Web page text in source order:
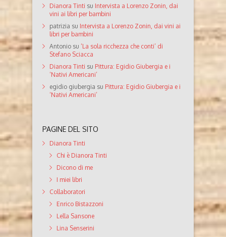
Dianora Tinti su Intervista a Lorenzo Zonin, dai
vini ai libri per bambini
patrizia su Intervista a Lorenzo Zonin, dai vini ai
libri per bambini
Antonio su ‘La sola ricchezza che conti’ di
Stefano Sciacca
Dianora Tinti su Pittura: Egidio Giubergia e i
‘Nativi Americani’
egidio giubergia su Pittura: Egidio Giubergia e i
‘Nativi Americani’
PAGINE DEL SITO
Dianora Tinti
Chi è Dianora Tinti
Dicono di me
I miei libri
Collaboratori
Enrico Bistazzoni
Lella Sansone
Lina Senserini